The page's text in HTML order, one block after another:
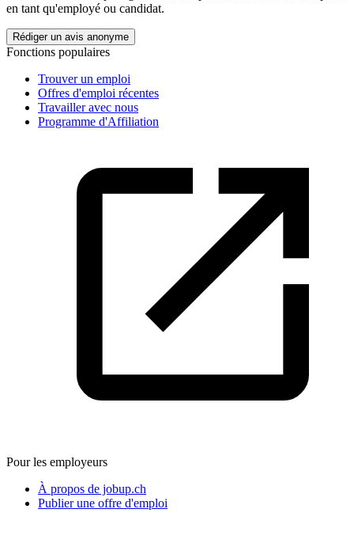
en tant qu'employé ou candidat.
Rédiger un avis anonyme
Fonctions populaires
Trouver un emploi
Offres d'emploi récentes
Travailler avec nous
Programme d'Affiliation
Pour les employeurs
À propos de jobup.ch
Publier une offre d'emploi